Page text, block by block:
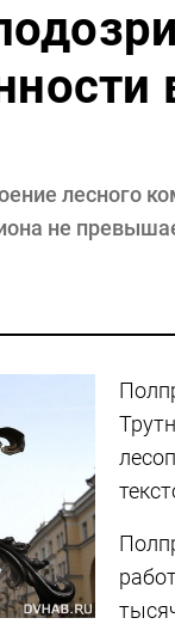
лесного
не